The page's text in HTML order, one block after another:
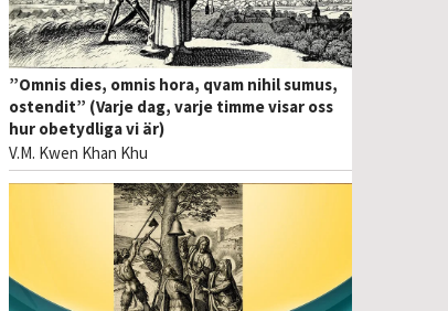
”Omnis dies, omnis hora, qvam nihil sumus,
ostendit” (Varje dag, varje timme visar oss
hur obetydliga vi är)
V.M. Kwen Khan Khu